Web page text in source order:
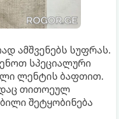
ამშვენებს სუფრას.
სპეციალური
ლენტის ბაფთით.
თითოეულ
შეტყობინება